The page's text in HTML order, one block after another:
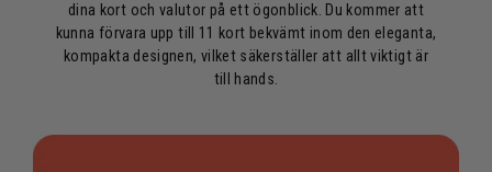
dina kort och valutor på ett ögonblick. Du kommer att
kunna förvara upp till 11 kort bekvämt inom den eleganta,
kompakta designen, vilket säkerställer att allt viktigt är
till hands.